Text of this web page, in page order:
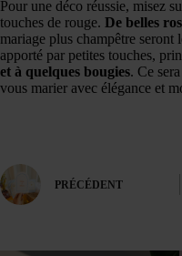
Pour une déco réussie, misez
touches de rouge. De belles
mariage plus champêtre seront
apporté par petites touches,
et à quelques bougies. Ce
vous marier avec élégance et
PRÉCÉDENT